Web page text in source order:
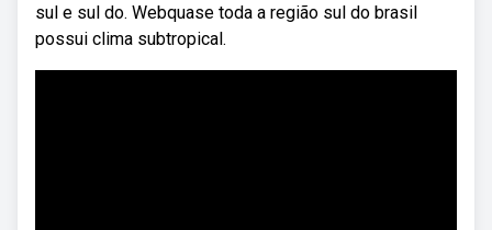
sul e sul do. Webquase toda a região sul do brasil
possui clima subtropical.